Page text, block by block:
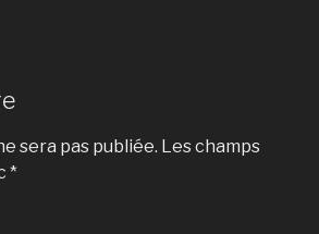
sera pas publiée. Les champs
*